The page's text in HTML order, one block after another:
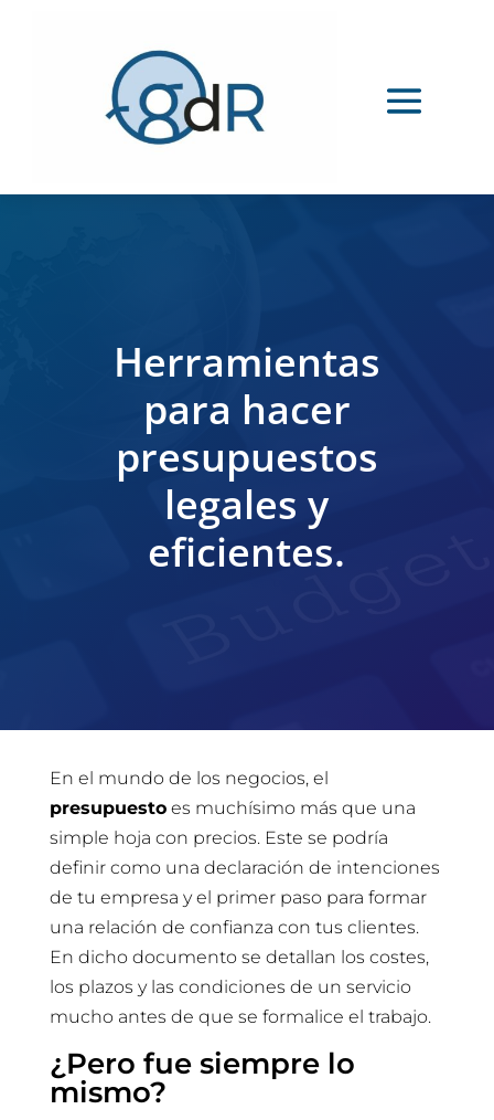
Herramientas
para hacer
presupuestos
legales y
eficientes.
En el mundo de los negocios, el
presupuestoes muchísimo más que una
simple hoja con precios. Este se podría
definir como una declaración de intenciones
de tu empresa y el primer paso para formar
una relación de confianza con tus clientes.
En dicho documento se detallan los costes,
los plazos y las condiciones de un servicio
mucho antes de que se formalice el trabajo.
¿Pero fue siempre lo
mismo?